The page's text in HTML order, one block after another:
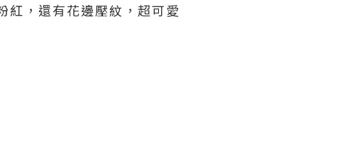
紅，還有花邊壓紋，超可愛